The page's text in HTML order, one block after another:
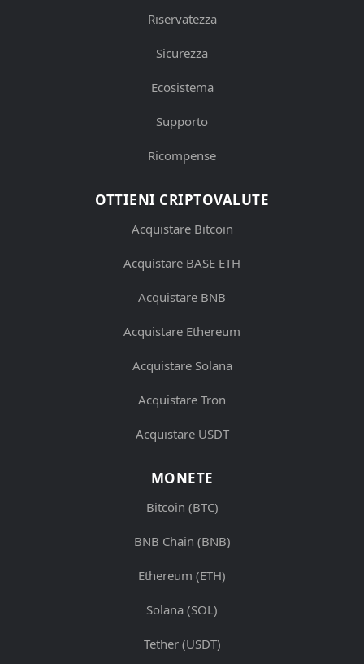
Riservatezza
Sicurezza
Ecosistema
Supporto
Ricompense
OTTIENI CRIPTOVALUTE
Acquistare Bitcoin
Acquistare BASE ETH
Acquistare BNB
Acquistare Ethereum
Acquistare Solana
Acquistare Tron
Acquistare USDT
MONETE
Bitcoin (BTC)
BNB Chain (BNB)
Ethereum (ETH)
Solana (SOL)
Tether (USDT)